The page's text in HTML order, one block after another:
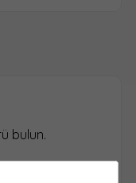
bulun.